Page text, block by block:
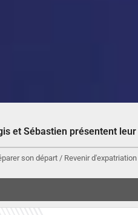
et Sébastien présentent
son départ / Revenir d'expatriation